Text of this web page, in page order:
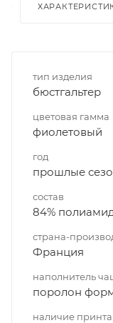
тип изделия
бюстгальтер
цветовая гамма
фиолетовый
год
прошлые
состав
84% полиамид
страна-
Франция
наполнитель
поролон
наличие принта